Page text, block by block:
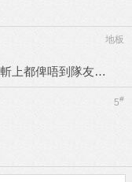
地板
上都俾唔到隊友…
5#